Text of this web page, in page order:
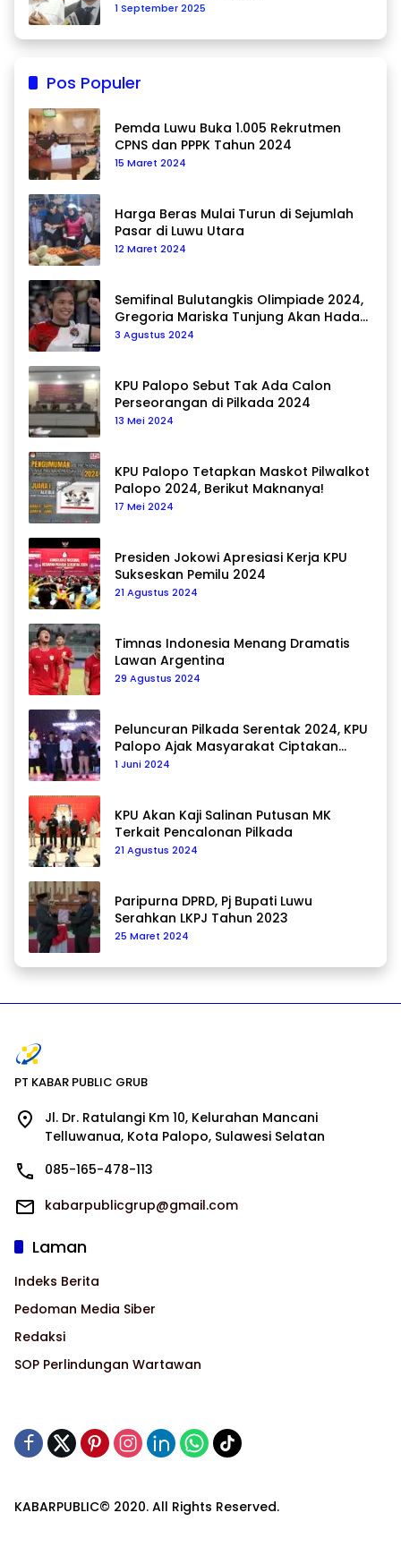
1 September 2025
Pos Populer
Pemda Luwu Buka 1.005 Rekrutmen
CPNS dan PPPK Tahun 2024
15 Maret 2024
Harga Beras Mulai Turun di Sejumlah
Pasar di Luwu Utara
12 Maret 2024
Semifinal Bulutangkis Olimpiade 2024,
Gregoria Mariska Tunjung Akan Hadapi
Pemain Asal Korea Selatan
3 Agustus 2024
KPU Palopo Sebut Tak Ada Calon
Perseorangan di Pilkada 2024
13 Mei 2024
KPU Palopo Tetapkan Maskot Pilwalkot
Palopo 2024, Berikut Maknanya!
17 Mei 2024
Presiden Jokowi Apresiasi Kerja KPU
Sukseskan Pemilu 2024
21 Agustus 2024
Timnas Indonesia Menang Dramatis
Lawan Argentina
29 Agustus 2024
Peluncuran Pilkada Serentak 2024, KPU
Palopo Ajak Masyarakat Ciptakan
Pilkada Damai
1 Juni 2024
KPU Akan Kaji Salinan Putusan MK
Terkait Pencalonan Pilkada
21 Agustus 2024
Paripurna DPRD, Pj Bupati Luwu
Serahkan LKPJ Tahun 2023
25 Maret 2024
PT KABAR PUBLIC GRUB
Jl. Dr. Ratulangi Km 10, Kelurahan Mancani
Telluwanua, Kota Palopo, Sulawesi Selatan
085-165-478-113
kabarpublicgrup@gmail.com
Laman
Indeks Berita
Pedoman Media Siber
Redaksi
SOP Perlindungan Wartawan
KABARPUBLIC© 2020. All Rights Reserved.